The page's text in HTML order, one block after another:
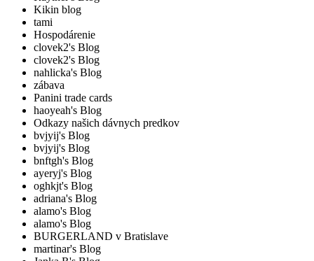
Kikin blog
tami
Hospodárenie
clovek2's Blog
clovek2's Blog
nahlicka's Blog
zábava
Panini trade cards
haoyeah's Blog
Odkazy našich dávnych predkov
bvjyij's Blog
bvjyij's Blog
bnftgh's Blog
ayeryj's Blog
oghkjt's Blog
adriana's Blog
alamo's Blog
alamo's Blog
BURGERLAND v Bratislave
martinar's Blog